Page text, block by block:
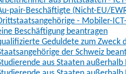
pair-Beschäftigte (Nicht-EU/
- Mobiler-
Beschäftigung beantragen
Geduldete zum Zweck
der Schweiz
aus Staaten außerhalb